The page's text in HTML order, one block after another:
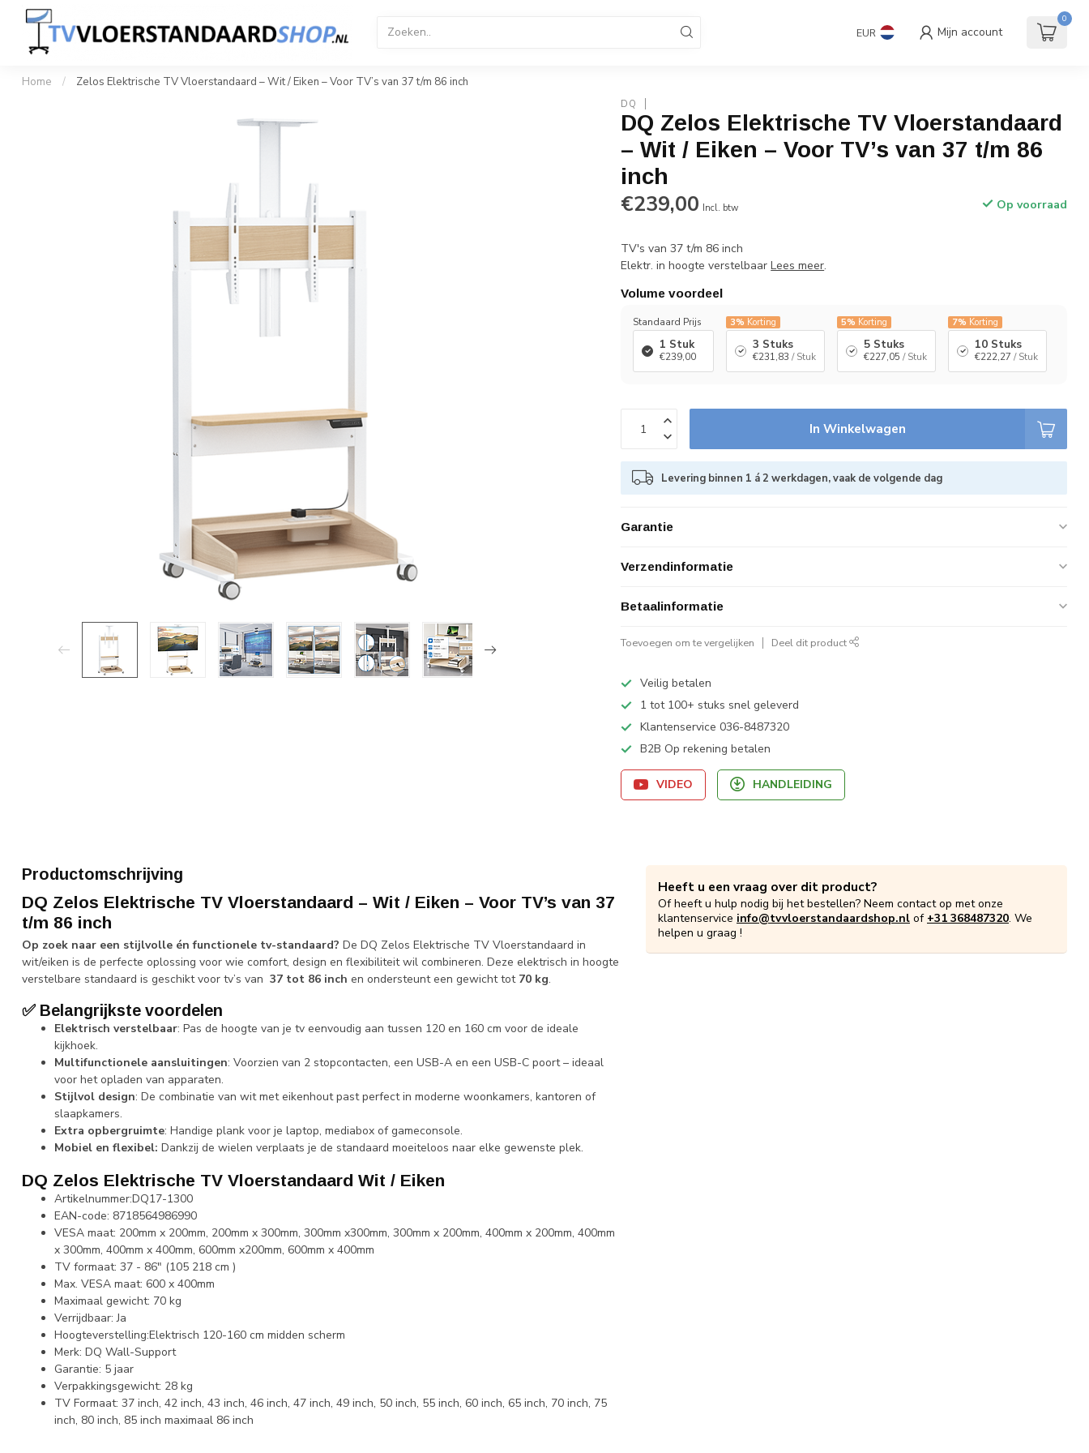
EUR Mijn account
0
Home
Home / Zelos Elektrische TV Vloerstandaard – Wit / Eiken – Voor TV’s van 37 t/m 86 inch
DQ
DQ Zelos Elektrische TV Vloerstandaard
– Wit / Eiken – Voor TV’s van 37 t/m 86
inch
€239,00 Incl. btw Op voorraad
TV's van 37 t/m 86 inch
Elektr. in hoogte verstelbaarLees meer.
Volume voordeel
Standaard Prijs
1 Stuk
€239,00
3% Korting
3 Stuks
€231,83 / Stuk
5% Korting
5 Stuks
€227,05 / Stuk
7% Korting
10 Stuks
€222,27 / Stuk
In Winkelwagen
Levering binnen 1 á 2 werkdagen, vaak de volgende dag
Garantie
Verzendinformatie
Betaalinformatie
Toevoegen om te vergelijken Deel dit product
Veilig betalen
1 tot 100+ stuks snel geleverd
Klantenservice 036-8487320
B2B Op rekening betalen
VIDEO HANDLEIDING
Productomschrijving
DQ Zelos Elektrische TV Vloerstandaard – Wit / Eiken – Voor TV’s van 37
t/m 86 inch
Op zoek naar een stijlvolle én functionele tv-standaard? De DQ Zelos Elektrische TV Vloerstandaard in
wit/eiken is de perfecte oplossing voor wie comfort, design en flexibiliteit wil combineren. Deze elektrisch in hoogte
verstelbare standaard is geschikt voor tv’s van 37 tot 86 inch en ondersteunt een gewicht tot 70 kg.
✅ Belangrijkste voordelen
Elektrisch verstelbaar: Pas de hoogte van je tv eenvoudig aan tussen 120 en 160 cm voor de ideale
kijkhoek.
Multifunctionele aansluitingen: Voorzien van 2 stopcontacten, een USB-A en een USB-C poort – ideaal
voor het opladen van apparaten.
Stijlvol design: De combinatie van wit met eikenhout past perfect in moderne woonkamers, kantoren of
slaapkamers.
Extra opbergruimte: Handige plank voor je laptop, mediabox of gameconsole.
Mobiel en flexibel: Dankzij de wielen verplaats je de standaard moeiteloos naar elke gewenste plek.
DQ Zelos Elektrische TV Vloerstandaard Wit / Eiken
Artikelnummer:DQ17-1300
EAN-code: 8718564986990
VESA maat: 200mm x 200mm, 200mm x 300mm, 300mm x300mm, 300mm x 200mm, 400mm x 200mm, 400mm
x 300mm, 400mm x 400mm, 600mm x200mm, 600mm x 400mm
TV formaat: 37 - 86" (105 218 cm )
Max. VESA maat: 600 x 400mm
Maximaal gewicht: 70 kg
Verrijdbaar: Ja
Hoogteverstelling:Elektrisch 120-160 cm midden scherm
Merk: DQ Wall-Support
Garantie: 5 jaar
Verpakkingsgewicht: 28 kg
TV Formaat: 37 inch, 42 inch, 43 inch, 46 inch, 47 inch, 49 inch, 50 inch, 55 inch, 60 inch, 65 inch, 70 inch, 75
inch, 80 inch, 85 inch maximaal 86 inch
Heeft u een vraag over dit product?
Of heeft u hulp nodig bij het bestellen? Neem contact op met onze
klantenservice info@tvvloerstandaardshop.nl of +31 368487320. We
helpen u graag !